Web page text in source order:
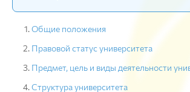
Общие положения
Правовой статус университета
Предмет, цель и виды деятельности
Структура университета